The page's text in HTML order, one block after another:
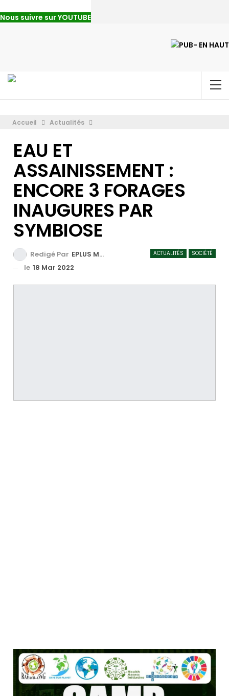
Nous suivre sur YOUTUBE
Accueil Actualités
EAU ET
ASSAINISSEMENT :
ENCORE 3 FORAGES
INAUGURES PAR
SYMBIOSE
ACTUALITÉS SOCIÉTÉ
Redigé Par EPLUS MEDIA TV
le 18 Mar 2022